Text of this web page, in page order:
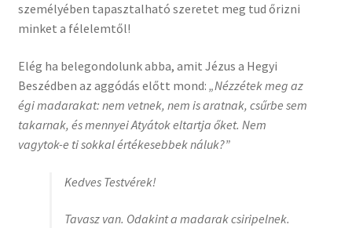
személyében tapasztalható szeretet meg tud őrizni
minket a félelemtől!
Elég ha belegondolunk abba, amit Jézus a Hegyi
Beszédben az aggódás előtt mond: „Nézzétek meg az
égi madarakat: nem vetnek, nem is aratnak, csűrbe sem
takarnak, és mennyei Atyátok eltartja őket. Nem
vagytok-e ti sokkal értékesebbek náluk?”
Kedves Testvérek!
Tavasz van. Odakint a madarak csiripelnek.